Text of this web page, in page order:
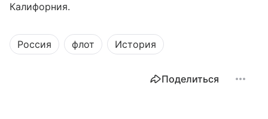
Калифорния.
Россия флот История
Поделиться